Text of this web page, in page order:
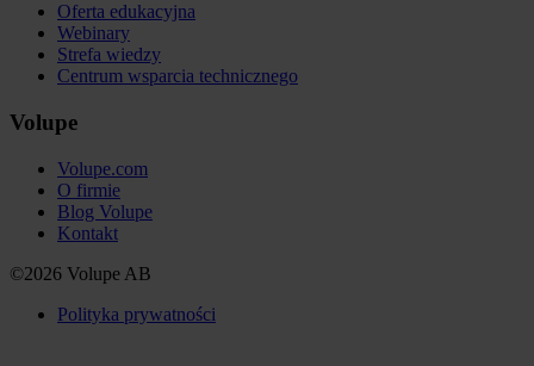
Oferta edukacyjna
Webinary
Strefa wiedzy
Centrum wsparcia technicznego
Volupe
Volupe.com
O firmie
Blog Volupe
Kontakt
©2026 Volupe AB
Polityka prywatności